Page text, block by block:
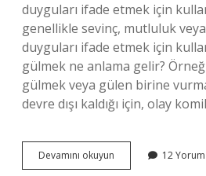
duyguları ifade etmek için
genellikle sevinç, mutluluk
duyguları ifade etmek için
gülmek ne anlama gelir?
gülmek veya gülen birine
devre dışı kaldığı için, olay
Devamını okuyun Ağlarken
Gülmek
12 Yorum